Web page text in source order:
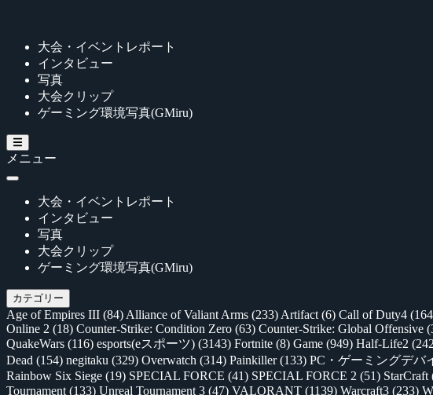
大会・イベントレポート
インタビュー
写真
大会クリップ
ゲーミング環境写真(GMiru)
メニュー
大会・イベントレポート
インタビュー
写真
大会クリップ
ゲーミング環境写真(GMiru)
カテゴリー
Age of Empires III (84) Alliance of Valiant Arms (233) Artifact (6) Call of Duty4
Online 2 (18) Counter-Strike: Condition Zero (63) Counter-Strike: Global Offensive
QuakeWars (116) esports(eスポーツ) (3143) Fortnite (8) Game (949) Half-Life2
Dead (154) negitaku (329) Overwatch (314) Painkiller(133) PC・ゲーミングデバ
Rainbow Six Siege (19) SPECIAL FORCE (41) SPECIAL FORCE 2 (51) StarCraft
Tournament (133) Unreal Tournament 3 (47) VALORANT (1139) Warcraft3 (233)